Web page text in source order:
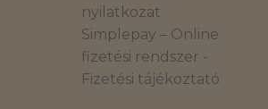
nyilatkozat
Simplepay – Online
fizetési rendszer -
Fizetési tájékoztató